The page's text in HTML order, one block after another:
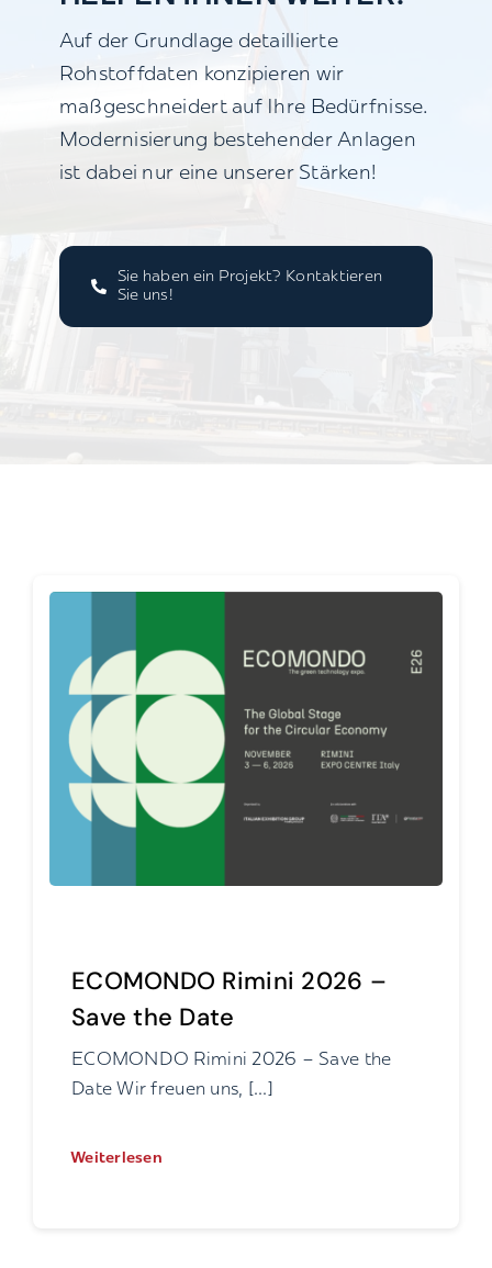
Auf der Grundlage detaillierte
Rohstoffdaten konzipieren wir
maßgeschneidert auf Ihre Bedürfnisse.
Modernisierung bestehender Anlagen
ist dabei nur eine unserer Stärken!
Sie haben ein Projekt? Kontaktieren
Sie uns!
ECOMONDO Rimini 2026 –
Save the Date
ECOMONDO Rimini 2026 – Save the
Date Wir freuen uns, [...]
Weiterlesen